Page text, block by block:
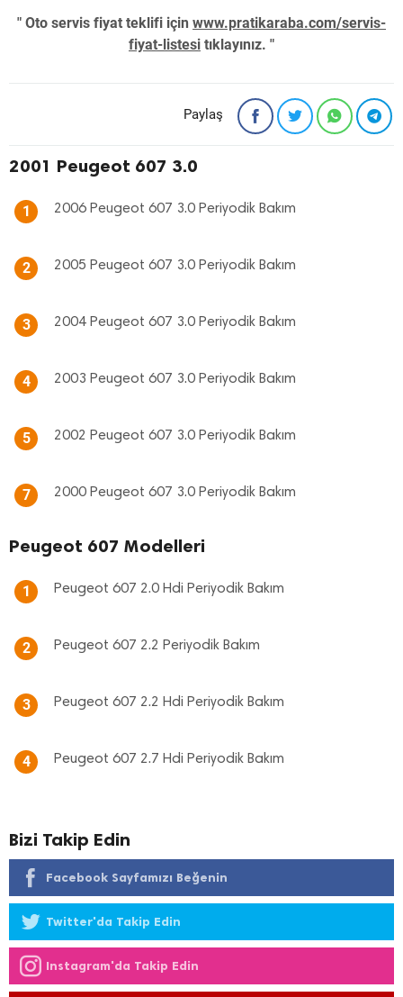
" Oto servis fiyat teklifi için www.pratikaraba.com/servis-
fiyat-listesi tıklayınız. "
Paylaş
2001 Peugeot 607 3.0
1 2006 Peugeot 607 3.0 Periyodik Bakım
2 2005 Peugeot 607 3.0 Periyodik Bakım
3 2004 Peugeot 607 3.0 Periyodik Bakım
4 2003 Peugeot 607 3.0 Periyodik Bakım
5 2002 Peugeot 607 3.0 Periyodik Bakım
7 2000 Peugeot 607 3.0 Periyodik Bakım
Peugeot 607 Modelleri
1 Peugeot 607 2.0 Hdi Periyodik Bakım
2 Peugeot 607 2.2 Periyodik Bakım
3 Peugeot 607 2.2 Hdi Periyodik Bakım
4 Peugeot 607 2.7 Hdi Periyodik Bakım
Bizi Takip Edin
Facebook Sayfamızı Beğenin
Twitter'da Takip Edin
Instagram'da Takip Edin